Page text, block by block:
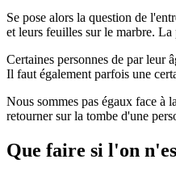
Se pose alors la question de
et leurs feuilles sur le marbre.
Certaines personnes de par leur
Il faut également parfois une
Nous sommes pas égaux face à
retourner sur la tombe d'une
Que faire si l'on